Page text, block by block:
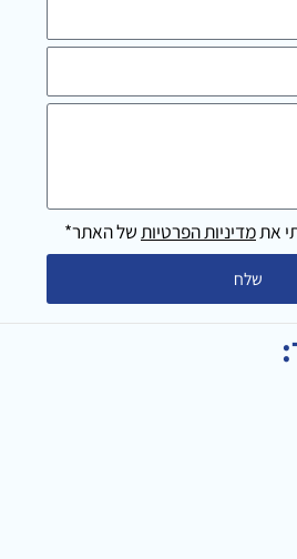
אתמדיניות הפרטיותשל האתר*
שלח